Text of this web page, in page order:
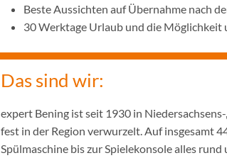
Beste Aussichten auf Übernahme nach
30 Werktage Urlaub und die
Das sind wir:
expert Bening ist seit 1930 in
fest in der Region verwurzelt. Auf insgesamt
Spülmaschine bis zur Spielekonsole alles